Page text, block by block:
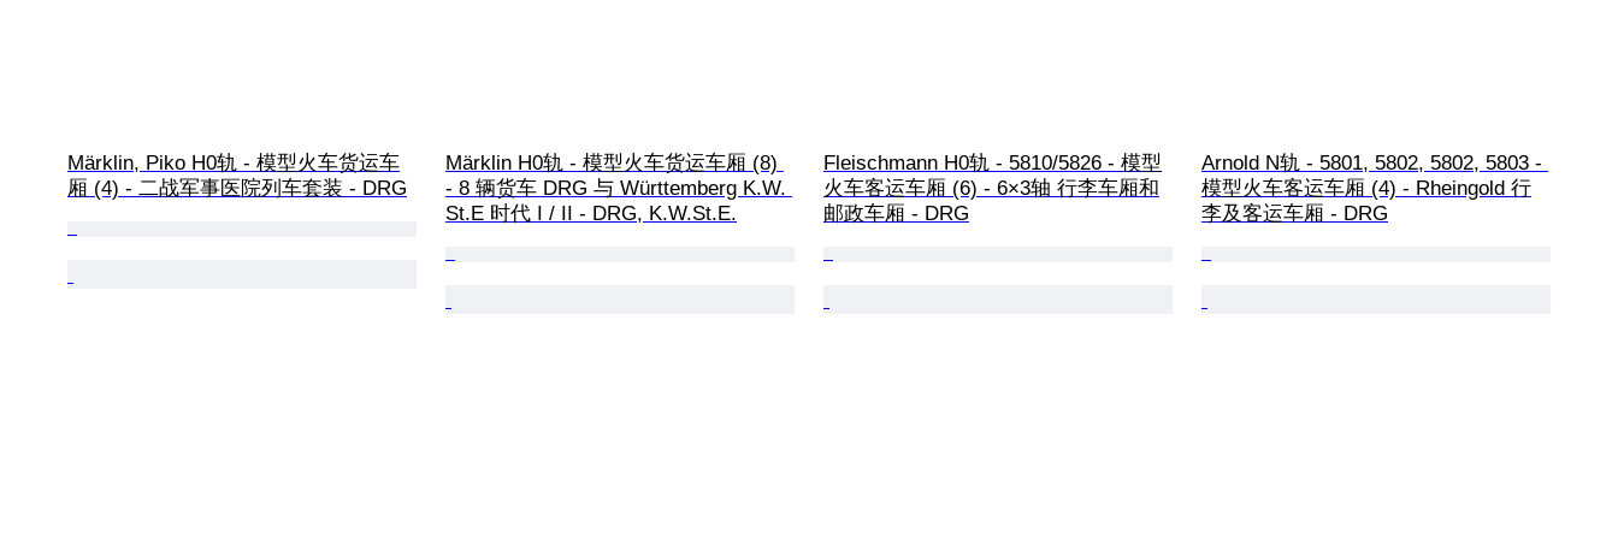
Märklin, Piko H0轨 - 模型火车货运车
厢 (4) - 二战军事医院列车套装 - DRG
Märklin H0轨 - 模型火车货运车厢 (8)
- 8 辆货车 DRG 与 Württemberg K.W.
St.E 时代 I / II - DRG, K.W.St.E.
Fleischmann H0轨 - 5810/5826 - 模型
火车客运车厢 (6) - 6×3轴 行李车厢和
邮政车厢 - DRG
Arnold N轨 - 5801, 5802, 5802, 5803 -
模型火车客运车厢 (4) - Rheingold 行
李及客运车厢 - DRG